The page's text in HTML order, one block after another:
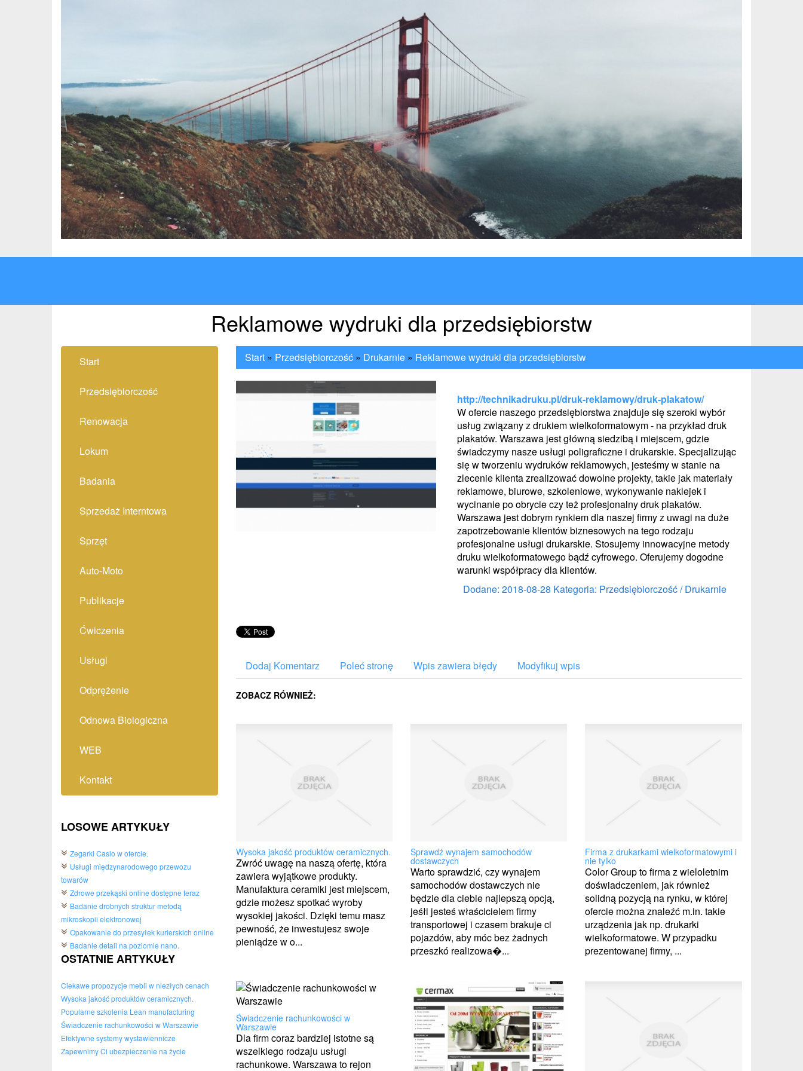
Reklamowe wydruki dla przedsiębiorstw
Start
Przedsiębiorczość
Renowacja
Lokum
Badania
Sprzedaż Interntowa
Sprzęt
Auto-Moto
Publikacje
Ćwiczenia
Usługi
Odprężenie
Odnowa Biologiczna
WEB
Kontakt
LOSOWE ARTYKUŁY
Zegarki Casio w ofercie.
Usługi międzynarodowego przewozu
towarów
Zdrowe przekąski online dostępne teraz
Badanie drobnych struktur metodą
mikroskopii elektronowej
Opakowanie do przesyłek kurierskich online
Badanie detali na poziomie nano.
OSTATNIE ARTYKUŁY
Ciekawe propozycje mebli w niezłych cenach
Wysoka jakość produktów ceramicznych.
Popularne szkolenia Lean manufacturing
Świadczenie rachunkowości w Warszawie
Efektywne systemy wystawiennicze
Zapewnimy Ci ubezpieczenie na życie
Start» Przedsiębiorczość» Drukarnie» Reklamowe wydruki dla przedsiębiorstw
http://technikadruku.pl/druk-reklamowy/druk-plakatow/
W ofercie naszego przedsiębiorstwa znajduje się szeroki wybór
usług związany z drukiem wielkoformatowym - na przykład druk
plakatów. Warszawa jest główną siedzibą i miejscem, gdzie
świadczymy nasze usługi poligraficzne i drukarskie. Specjalizując
się w tworzeniu wydruków reklamowych, jesteśmy w stanie na
zlecenie klienta zrealizować dowolne projekty, takie jak materiały
reklamowe, biurowe, szkoleniowe, wykonywanie naklejek i
wycinanie po obrycie czy też profesjonalny druk plakatów.
Warszawa jest dobrym rynkiem dla naszej firmy z uwagi na duże
zapotrzebowanie klientów biznesowych na tego rodzaju
profesjonalne usługi drukarskie. Stosujemy innowacyjne metody
druku wielkoformatowego bądź cyfrowego. Oferujemy dogodne
warunki współpracy dla klientów.
Dodane: 2018-08-28 Kategoria: Przedsiębiorczość / Drukarnie
Dodaj Komentarz Poleć stronę Wpis zawiera błędy Modyfikuj wpis
ZOBACZ RÓWNIEŻ:
Wysoka jakość produktów ceramicznych.
Zwróć uwagę na naszą ofertę, która
zawiera wyjątkowe produkty.
Manufaktura ceramiki jest miejscem,
gdzie możesz spotkać wyroby
wysokiej jakości. Dzięki temu masz
pewność, że inwestujesz swoje
pieniądze w o...
Sprawdź wynajem samochodów
dostawczych
Warto sprawdzić, czy wynajem
samochodów dostawczych nie
będzie dla ciebie najlepszą opcją,
jeśłi jesteś właścicielem firmy
transportowej i czasem brakuje ci
pojazdów, aby móc bez żadnych
przeszkó realizowa�...
Firma z drukarkami wielkoformatowymi i
nie tylko
Color Group to firma z wieloletnim
doświadczeniem, jak również
solidną pozycją na rynku, w której
ofercie można znaleźć m.in. takie
urządzenia jak np. drukarki
wielkoformatowe. W przypadku
prezentowanej firmy, ...
Świadczenie rachunkowości w
Warszawie
Dla firm coraz bardziej istotne są
wszelkiego rodzaju usługi
rachunkowe. Warszawa to rejon